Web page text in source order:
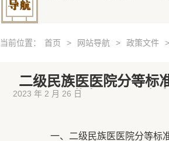
当前位置： 首页 > 网站导航 > 政策文件
二级民族医医院分等标
指标（2013年
2023 年 2 月 26 日
一、二级民族医医院分等标